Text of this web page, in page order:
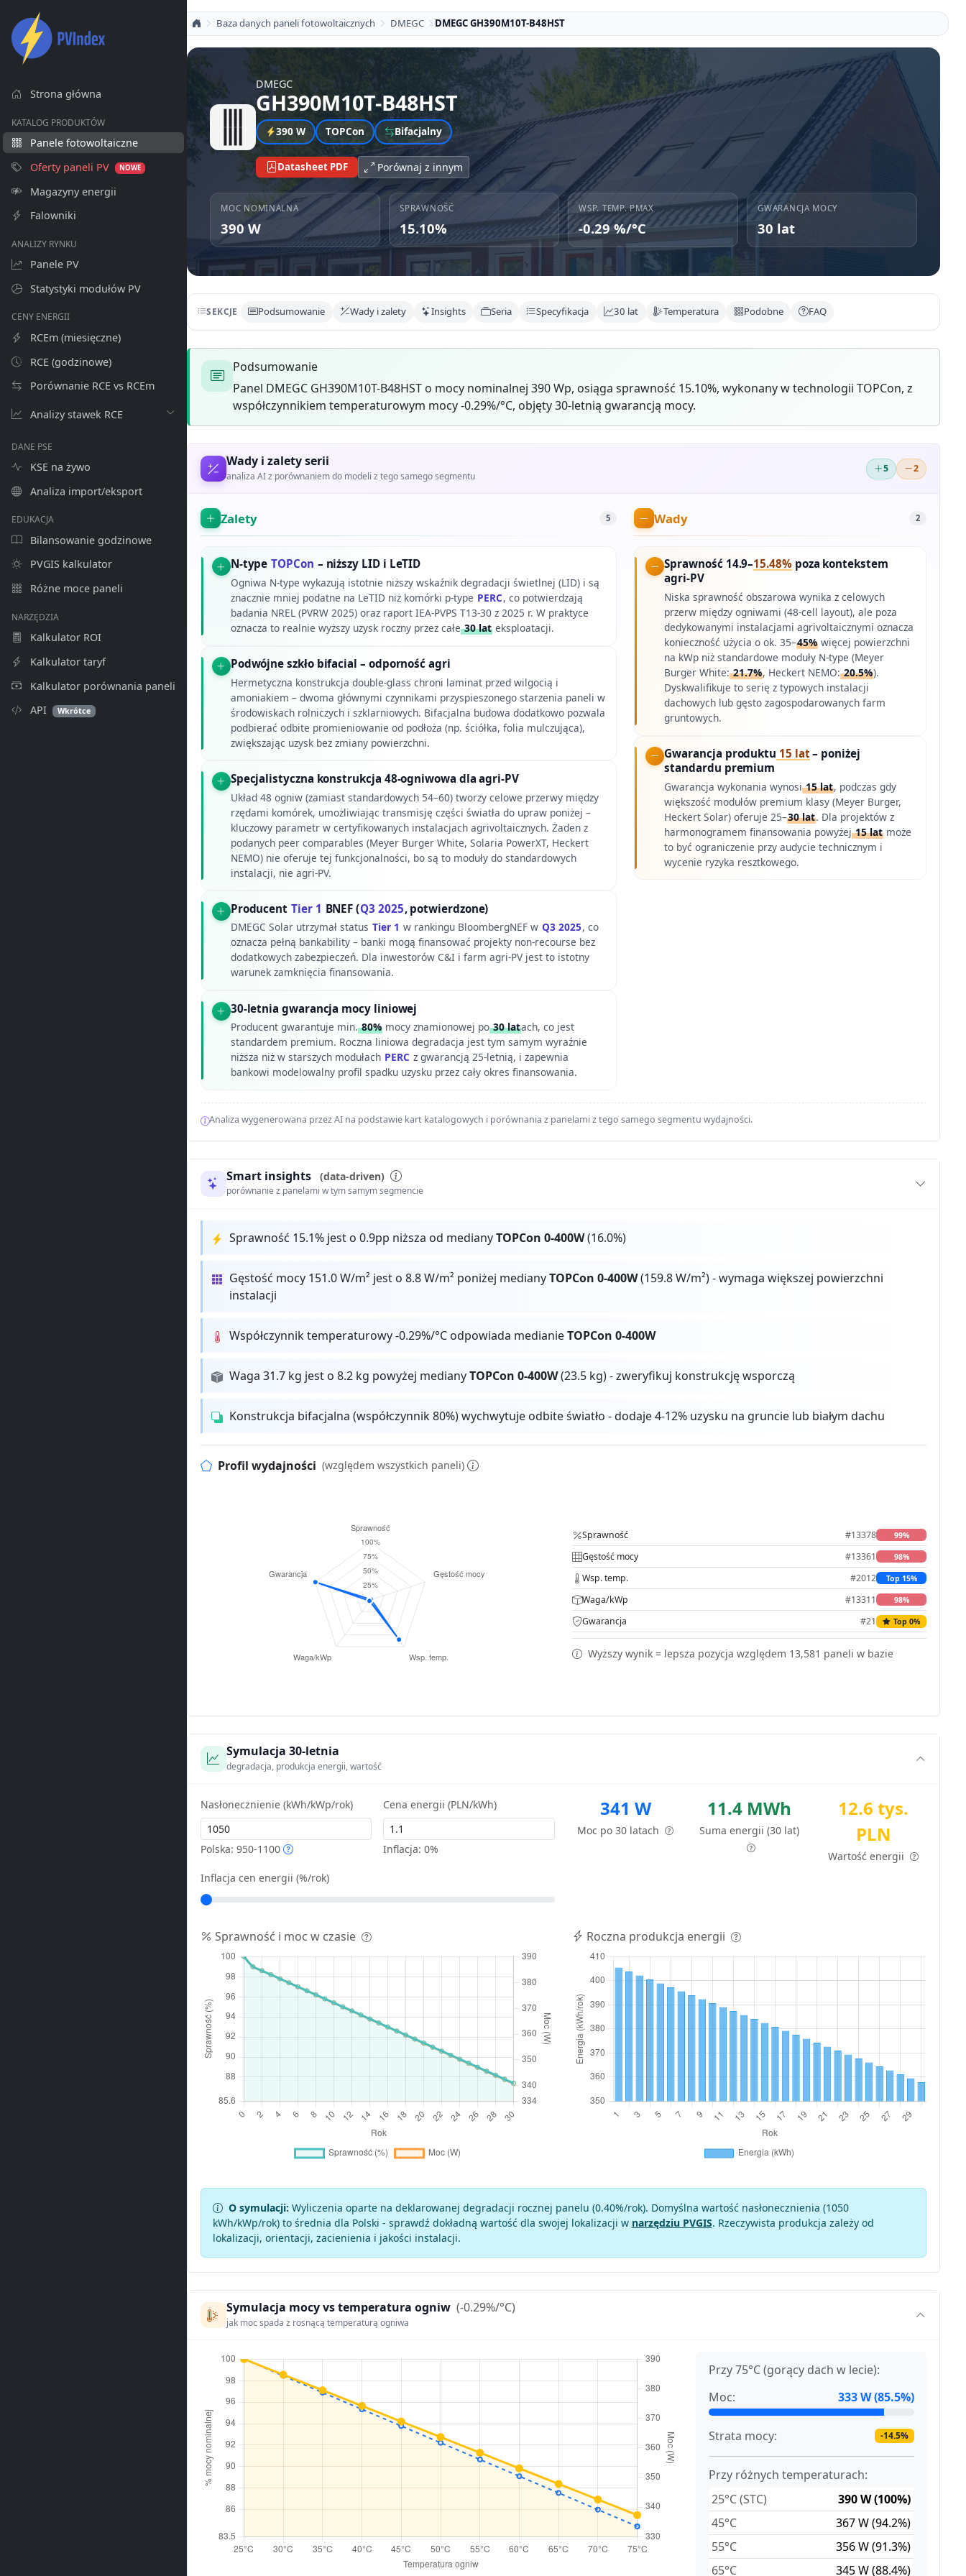
Strona główna
KATALOG PRODUKTÓW
Panele fotowoltaiczne
Oferty paneli PV
NOWE
Magazyny energii
Falowniki
ANALIZY RYNKU
Panele PV
Statystyki modułów PV
CENY ENERGII
RCEm (miesięczne)
RCE (godzinowe)
Porównanie RCE vs RCEm
Analizy stawek RCE
DANE PSE
KSE na żywo
Analiza import/eksport
EDUKACJA
Bilansowanie godzinowe
PVGIS kalkulator
Różne moce paneli
NARZĘDZIA
Kalkulator ROI
Kalkulator taryf
Kalkulator porównania paneli
API
Wkrótce
Baza danych paneli fotowoltaicznych DMEGC DMEGC GH390M10T-B48HST
DMEGC
GH390M10T-B48HST
390 W TOPCon Bifacjalny
Datasheet PDF Porównaj z innym
MOC NOMINALNA
390 W
SPRAWNOŚĆ
15.10%
WSP. TEMP. PMAX
-0.29 %/°C
GWARANCJA MOCY
30 lat
SEKCJE Podsumowanie Wady i zalety Insights Seria Specyfikacja 30 lat Temperatura Podobne FAQ
Podsumowanie
Panel DMEGC GH390M10T-B48HST o mocy nominalnej 390 Wp, osiąga sprawność 15.10%, wykonany w technologii TOPCon, z
współczynnikiem temperaturowym mocy -0.29%/°C, objęty 30-letnią gwarancją mocy.
Wady i zalety serii
analiza AI z porównaniem do modeli z tego samego segmentu
5 2
Zalety 5
N-type TOPCon – niższy LID i LeTID
Ogniwa N-type wykazują istotnie niższy wskaźnik degradacji świetlnej (LID) i są
znacznie mniej podatne na LeTID niż komórki p-type PERC, co potwierdzają
badania NREL (PVRW 2025) oraz raport IEA-PVPS T13-30 z 2025 r. W praktyce
oznacza to realnie wyższy uzysk roczny przez całe30 lateksploatacji.
Podwójne szkło bifacial – odporność agri
Hermetyczna konstrukcja double-glass chroni laminat przed wilgocią i
amoniakiem – dwoma głównymi czynnikami przyspieszonego starzenia paneli w
środowiskach rolniczych i szklarniowych. Bifacjalna budowa dodatkowo pozwala
podbierać odbite promieniowanie od podłoża (np. ściółka, folia mulczująca),
zwiększając uzysk bez zmiany powierzchni.
Specjalistyczna konstrukcja 48-ogniwowa dla agri-PV
Układ 48 ogniw (zamiast standardowych 54–60) tworzy celowe przerwy między
rzędami komórek, umożliwiając transmisję części światła do upraw poniżej –
kluczowy parametr w certyfikowanych instalacjach agrivoltaicznych. Żaden z
podanych peer comparables (Meyer Burger White, Solaria PowerXT, Heckert
NEMO) nie oferuje tej funkcjonalności, bo są to moduły do standardowych
instalacji, nie agri-PV.
Producent Tier 1 BNEF (Q3 2025, potwierdzone)
DMEGC Solar utrzymał status Tier 1 w rankingu BloombergNEF w Q3 2025, co
oznacza pełną bankability – banki mogą finansować projekty non-recourse bez
dodatkowych zabezpieczeń. Dla inwestorów C&I i farm agri-PV jest to istotny
warunek zamknięcia finansowania.
30-letnia gwarancja mocy liniowej
Producent gwarantuje min.80%mocy znamionowej po30 latach, co jest
standardem premium. Roczna liniowa degradacja jest tym samym wyraźnie
niższa niż w starszych modułach PERC z gwarancją 25-letnią, i zapewnia
bankowi modelowalny profil spadku uzysku przez cały okres finansowania.
Wady 2
Sprawność 14.9–15.48%poza kontekstem
agri-PV
Niska sprawność obszarowa wynika z celowych
przerw między ogniwami (48-cell layout), ale poza
dedykowanymi instalacjami agrivoltaicznymi oznacza
konieczność użycia o ok. 35–45% więcej powierzchni
na kWp niż standardowe moduły N-type (Meyer
Burger White:21.7%, Heckert NEMO:20.5%).
Dyskwalifikuje to serię z typowych instalacji
dachowych lub gęsto zagospodarowanych farm
gruntowych.
Gwarancja produktu 15 lat– poniżej
standardu premium
Gwarancja wykonania wynosi15 lat, podczas gdy
większość modułów premium klasy (Meyer Burger,
Heckert Solar) oferuje 25–30 lat. Dla projektów z
harmonogramem finansowania powyżej15 lat może
to być ograniczenie przy audycie technicznym i
wycenie ryzyka resztkowego.
Analiza wygenerowana przez AI na podstawie kart katalogowych i porównania z panelami z tego samego segmentu wydajności.
Smart insights (data-driven)
porównanie z panelami w tym samym segmencie
Sprawność 15.1% jest o 0.9pp niższa od medianyTOPCon 0-400W(16.0%)
Gęstość mocy 151.0 W/m² jest o 8.8 W/m² poniżej medianyTOPCon 0-400W(159.8 W/m²) - wymaga większej powierzchni
instalacji
Współczynnik temperaturowy -0.29%/°C odpowiada medianieTOPCon 0-400W
Waga 31.7 kg jest o 8.2 kg powyżej medianyTOPCon 0-400W(23.5 kg) - zweryfikuj konstrukcję wsporczą
Konstrukcja bifacjalna (współczynnik 80%) wychwytuje odbite światło - dodaje 4-12% uzysku na gruncie lub białym dachu
Profil wydajności (względem wszystkich paneli)
Sprawność #13378 99%
Gęstość mocy #13361 98%
Wsp. temp. #2012 Top 15%
Waga/kWp #13311 98%
Gwarancja #21 Top 0%
Wyższy wynik = lepsza pozycja względem 13,581 paneli w bazie
Symulacja 30-letnia
degradacja, produkcja energii, wartość
Nasłonecznienie (kWh/kWp/rok)
Polska: 950-1100
Cena energii (PLN/kWh)
Inflacja:0%
Inflacja cen energii (%/rok)
341 W
Moc po 30 latach
11.4 MWh
Suma energii (30 lat)
12.6 tys.
PLN
Wartość energii
Sprawność i moc w czasie Roczna produkcja energii
O symulacji: Wyliczenia oparte na deklarowanej degradacji rocznej panelu (0.40%/rok). Domyślna wartość nasłonecznienia (1050
kWh/kWp/rok) to średnia dla Polski - sprawdź dokładną wartość dla swojej lokalizacji w narzędziu PVGIS. Rzeczywista produkcja zależy od
lokalizacji, orientacji, zacienienia i jakości instalacji.
Symulacja mocy vs temperatura ogniw (-0.29%/°C)
jak moc spada z rosnącą temperaturą ogniwa
Przy 75°C (gorący dach w lecie):
Moc:
333 W (85.5%)
Strata mocy: -14.5%
Przy różnych temperaturach:
25°C (STC)
390 W (100%)
45°C
367 W (94.2%)
55°C
356 W (91.3%)
65°C
345 W (88.4%)